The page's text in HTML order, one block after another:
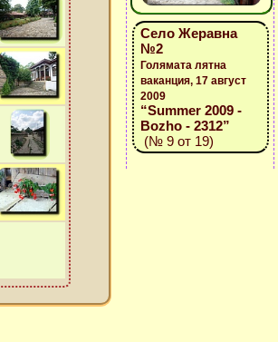
Село Жеравна
№2
Голямата лятна
ваканция, 17 август
2009
“Summer 2009 -
Bozho - 2312”
(№ 9 от 19)